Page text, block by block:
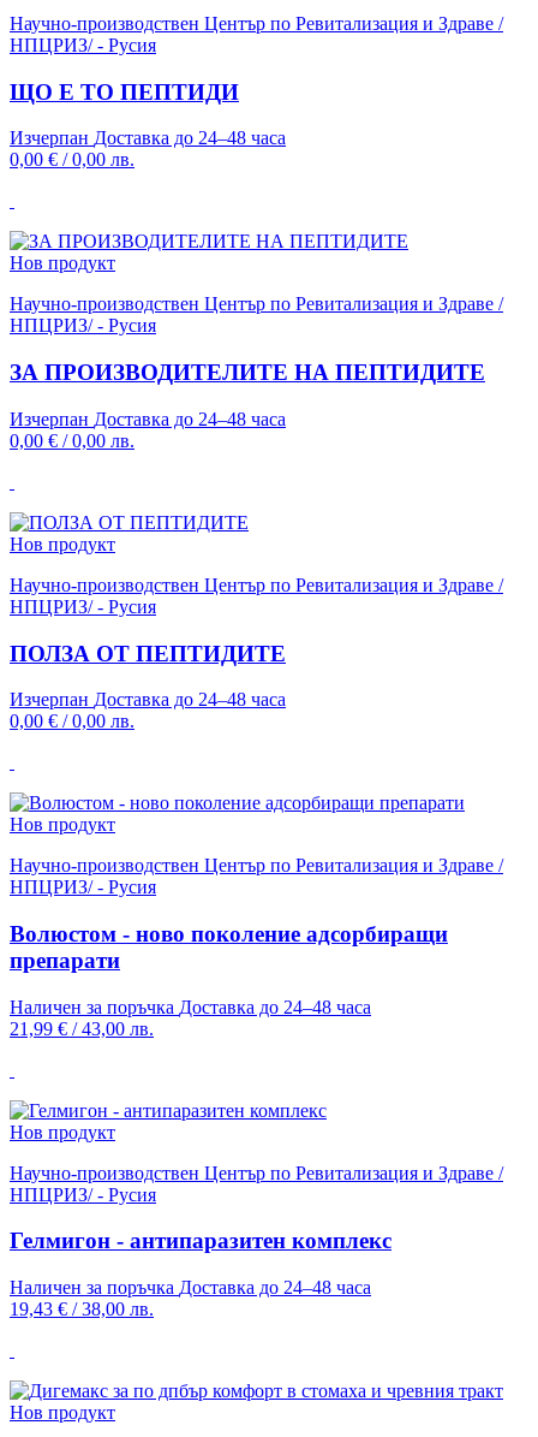
Научно-производствен Център по Ревитализация и Здраве /
НПЦРИЗ/ - Русия
ЩО Е ТО ПЕПТИДИ
Изчерпан Доставка до 24–48 часа
0,00 € / 0,00 лв.
Нов продукт
Научно-производствен Център по Ревитализация и Здраве /
НПЦРИЗ/ - Русия
ЗА ПРОИЗВОДИТЕЛИТЕ НА ПЕПТИДИТЕ
Изчерпан Доставка до 24–48 часа
0,00 € / 0,00 лв.
Нов продукт
Научно-производствен Център по Ревитализация и Здраве /
НПЦРИЗ/ - Русия
ПОЛЗА ОТ ПЕПТИДИТЕ
Изчерпан Доставка до 24–48 часа
0,00 € / 0,00 лв.
Нов продукт
Научно-производствен Център по Ревитализация и Здраве /
НПЦРИЗ/ - Русия
Волюстом - ново поколение адсорбиращи
препарати
Наличен за поръчка Доставка до 24–48 часа
21,99 € / 43,00 лв.
Нов продукт
Научно-производствен Център по Ревитализация и Здраве /
НПЦРИЗ/ - Русия
Гелмигон - антипаразитен комплекс
Наличен за поръчка Доставка до 24–48 часа
19,43 € / 38,00 лв.
Нов продукт